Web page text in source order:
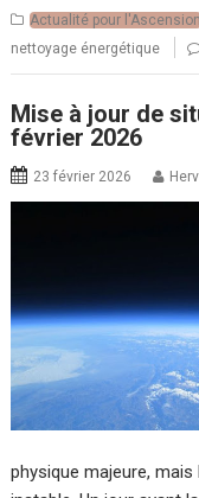
Actualité pour
nettoyage énergétique
Mise à jour de
février 2026
23 février 2026
physique majeure,